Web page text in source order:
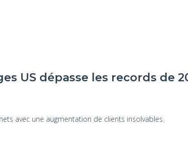
US dépasse les records de
avec une augmentation de clients insolvables.